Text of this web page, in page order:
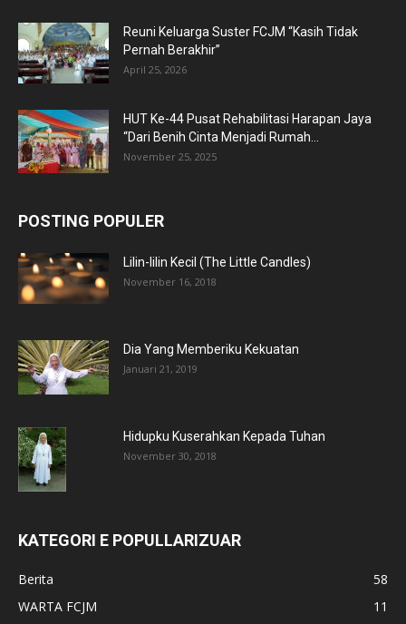
Reuni Keluarga Suster FCJM “Kasih Tidak
Pernah Berakhir”
April 25, 2026
HUT Ke-44 Pusat Rehabilitasi Harapan Jaya
“Dari Benih Cinta Menjadi Rumah...
November 25, 2025
POSTING POPULER
Lilin-lilin Kecil (The Little Candles)
November 16, 2018
Dia Yang Memberiku Kekuatan
Januari 21, 2019
Hidupku Kuserahkan Kepada Tuhan
November 30, 2018
KATEGORI E POPULLARIZUAR
Berita
58
WARTA FCJM
11